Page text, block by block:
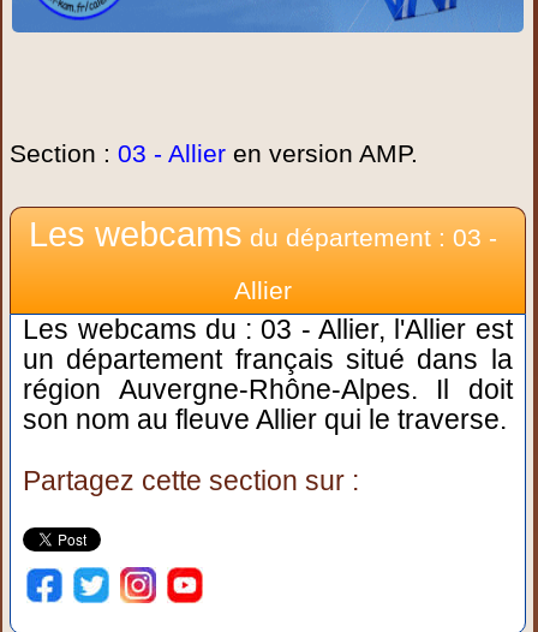
Section :03 - Allier en version AMP.
Les webcams du département : 03 -
Allier
Les webcams du : 03 - Allier, l'Allier est
un département français situé dans la
région Auvergne-Rhône-Alpes. Il doit
son nom au fleuve Allier qui le traverse.
Partagez cette section sur :